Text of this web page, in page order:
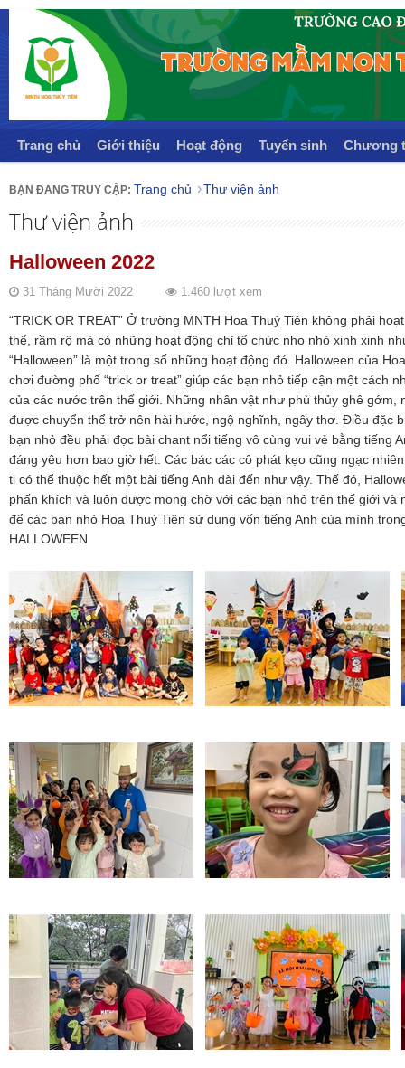
Trang chủ Giới thiệu Hoạt động Tuyển sinh Chương
Trang chủ Thư viện ảnh
Thư viện ảnh
Halloween 2022
31 Tháng Mười 2022 1.460 lượt xem
“TRICK OR TREAT” Ở trường MNTH Hoa Thuỷ Tiên không phải
thể, rầm rộ mà có những hoạt động chỉ tổ chức nho nhỏ xinh xinh
“Halloween” là một trong số những hoạt động đó. Halloween của
chơi đường phố “trick or treat” giúp các bạn nhỏ tiếp cận một cách
của các nước trên thế giới. Những nhân vật như phù thủy ghê gớm,
được chuyển thể trở nên hài hước, ngộ nghĩnh, ngây thơ. Điều đặc
bạn nhỏ đều phải đọc bài chant nổi tiếng vô cùng vui vẻ bằng tiếng
đáng yêu hơn bao giờ hết. Các bác các cô phát kẹo cũng ngạc
ti có thể thuộc hết một bài tiếng Anh dài đến như vậy. Thế đó,
phấn khích và luôn được mong chờ với các bạn nhỏ trên thế giới và
để các bạn nhỏ Hoa Thuỷ Tiên sử dụng vốn tiếng Anh của mình
HALLOWEEN